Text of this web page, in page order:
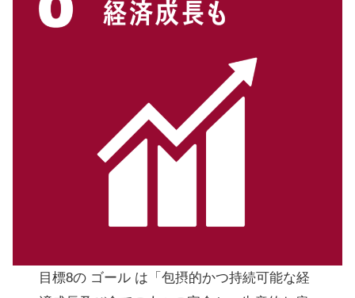
目標8の ゴール は「包摂的かつ持続可能な経